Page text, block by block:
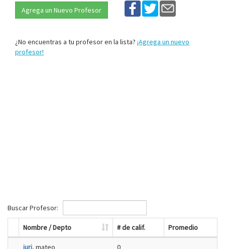
Agrega un Nuevo Profesor
¿No encuentras a tu profesor en la lista? ¡Agrega un nuevo
profesor!
Buscar Profesor:
Nombre / Depto # de calif. Promedio
juri, mateo 0